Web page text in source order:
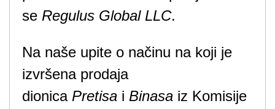
se Regulus Global LLC.
Na naše upite o načinu na koji je
izvršena prodaja
dionica Pretisa i Binasa iz Komisije